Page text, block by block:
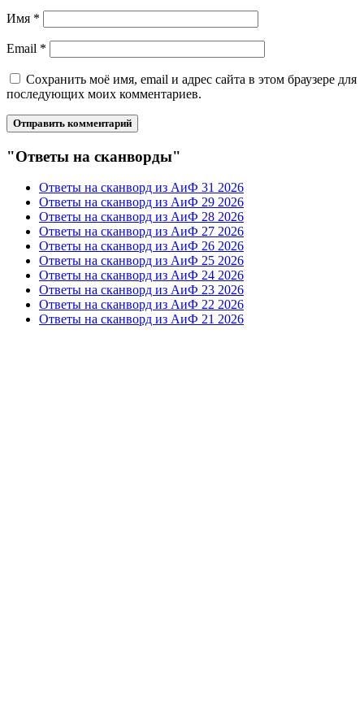
Имя *
Email *
Сохранить моё имя, email и адрес сайта в этом браузере для
последующих моих комментариев.
"Ответы на сканворды"
Ответы на сканворд из АиФ 31 2026
Ответы на сканворд из АиФ 29 2026
Ответы на сканворд из АиФ 28 2026
Ответы на сканворд из АиФ 27 2026
Ответы на сканворд из АиФ 26 2026
Ответы на сканворд из АиФ 25 2026
Ответы на сканворд из АиФ 24 2026
Ответы на сканворд из АиФ 23 2026
Ответы на сканворд из АиФ 22 2026
Ответы на сканворд из АиФ 21 2026